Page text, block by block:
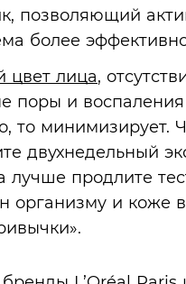
позволяющий
более
цвет лица,
поры и
то минимизирует.
двухнедельный
лучше продлите
организму и коже